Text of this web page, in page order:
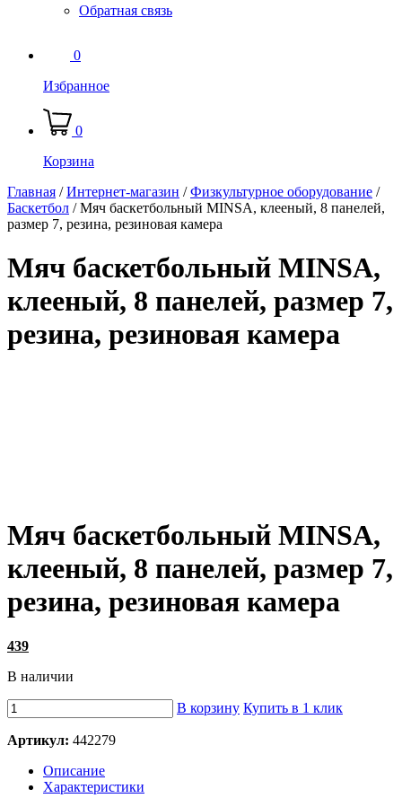
Обратная связь
0
Избранное
0
Корзина
Главная /Интернет-магазин /Физкультурное оборудование /
Баскетбол /Мяч баскетбольный MINSA, клееный, 8 панелей,
размер 7, резина, резиновая камера
Мяч баскетбольный MINSA,
клееный, 8 панелей, размер 7,
резина, резиновая камера
Мяч баскетбольный MINSA,
клееный, 8 панелей, размер 7,
резина, резиновая камера
439
В наличии
В корзину Купить в 1 клик
Артикул: 442279
Описание
Характеристики